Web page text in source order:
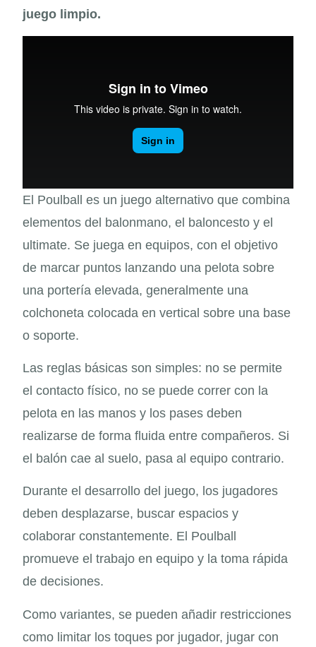
juego limpio.
El Poulball es un juego alternativo que combina
elementos del balonmano, el baloncesto y el
ultimate. Se juega en equipos, con el objetivo
de marcar puntos lanzando una pelota sobre
una portería elevada, generalmente una
colchoneta colocada en vertical sobre una base
o soporte.
Las reglas básicas son simples: no se permite
el contacto físico, no se puede correr con la
pelota en las manos y los pases deben
realizarse de forma fluida entre compañeros. Si
el balón cae al suelo, pasa al equipo contrario.
Durante el desarrollo del juego, los jugadores
deben desplazarse, buscar espacios y
colaborar constantemente. El Poulball
promueve el trabajo en equipo y la toma rápida
de decisiones.
Como variantes, se pueden añadir restricciones
como limitar los toques por jugador, jugar con